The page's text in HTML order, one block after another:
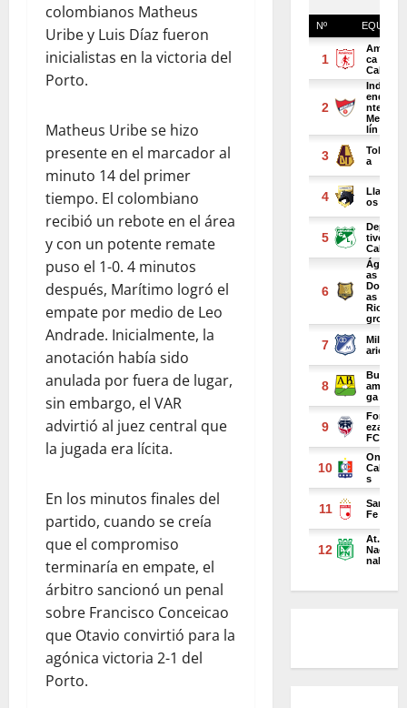
colombianos Matheus
Uribe y Luis Díaz fueron
inicialistas en la victoria del
Porto.
Matheus Uribe se hizo
presente en el marcador al
minuto 14 del primer
tiempo. El colombiano
recibió un rebote en el área
y con un potente remate
puso el 1-0. 4 minutos
después, Marítimo logró el
empate por medio de Leo
Andrade. Inicialmente, la
anotación había sido
anulada por fuera de lugar,
sin embargo, el VAR
advirtió al juez central que
la jugada era lícita.
En los minutos finales del
partido, cuando se creía
que el compromiso
terminaría en empate, el
árbitro sancionó un penal
sobre Francisco Conceicao
que Otavio convirtió para la
agónica victoria 2-1 del
Porto.